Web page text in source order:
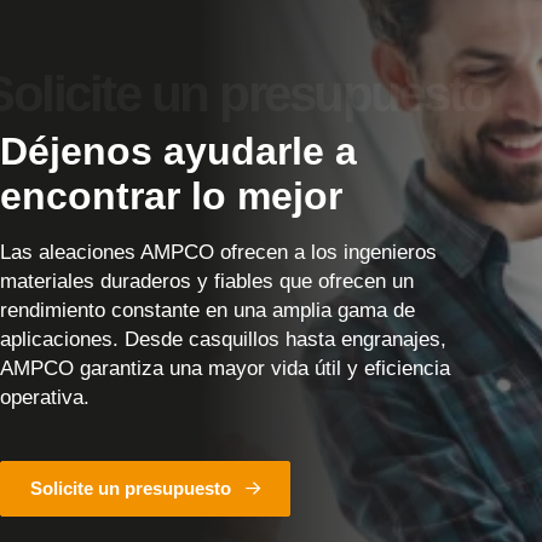
Déjenos ayudarle a
encontrar lo mejor
Las aleaciones AMPCO ofrecen a los ingenieros
materiales duraderos y fiables que ofrecen un
rendimiento constante en una amplia gama de
aplicaciones. Desde casquillos hasta engranajes,
AMPCO garantiza una mayor vida útil y eficiencia
operativa.
Solicite un presupuesto